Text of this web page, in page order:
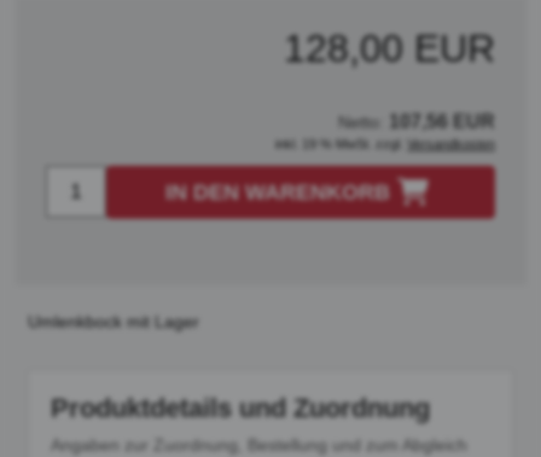
128,00 EUR
Netto: 107,56 EUR
inkl. 19 % MwSt. zzgl. Versandkosten
IN DEN WARENKORB
Umlenkbock mit Lager
Produktdetails und Zuordnung
Angaben zur Zuordnung, Bestellung und zum Abgleich